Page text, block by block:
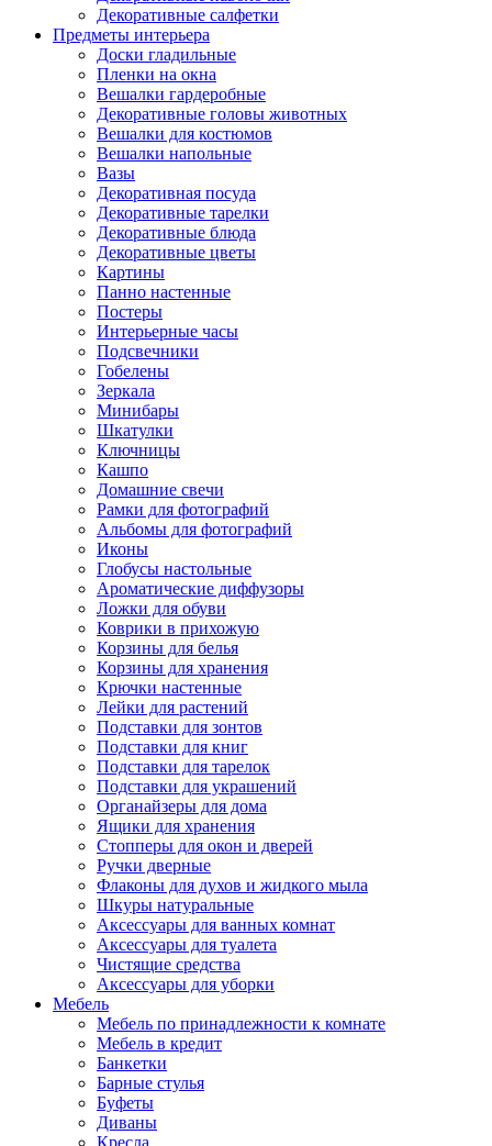
Декоративные салфетки
Предметы интерьера
Доски гладильные
Пленки на окна
Вешалки гардеробные
Декоративные головы животных
Вешалки для костюмов
Вешалки напольные
Вазы
Декоративная посуда
Декоративные тарелки
Декоративные блюда
Декоративные цветы
Картины
Панно настенные
Постеры
Интерьерные часы
Подсвечники
Гобелены
Зеркала
Минибары
Шкатулки
Ключницы
Кашпо
Домашние свечи
Рамки для фотографий
Альбомы для фотографий
Иконы
Глобусы настольные
Ароматические диффузоры
Ложки для обуви
Коврики в прихожую
Корзины для белья
Корзины для хранения
Крючки настенные
Лейки для растений
Подставки для зонтов
Подставки для книг
Подставки для тарелок
Подставки для украшений
Органайзеры для дома
Ящики для хранения
Стопперы для окон и дверей
Ручки дверные
Флаконы для духов и жидкого мыла
Шкуры натуральные
Аксессуары для ванных комнат
Аксессуары для туалета
Чистящие средства
Аксессуары для уборки
Мебель
Мебель по принадлежности к комнате
Мебель в кредит
Банкетки
Барные стулья
Буфеты
Диваны
Кресла